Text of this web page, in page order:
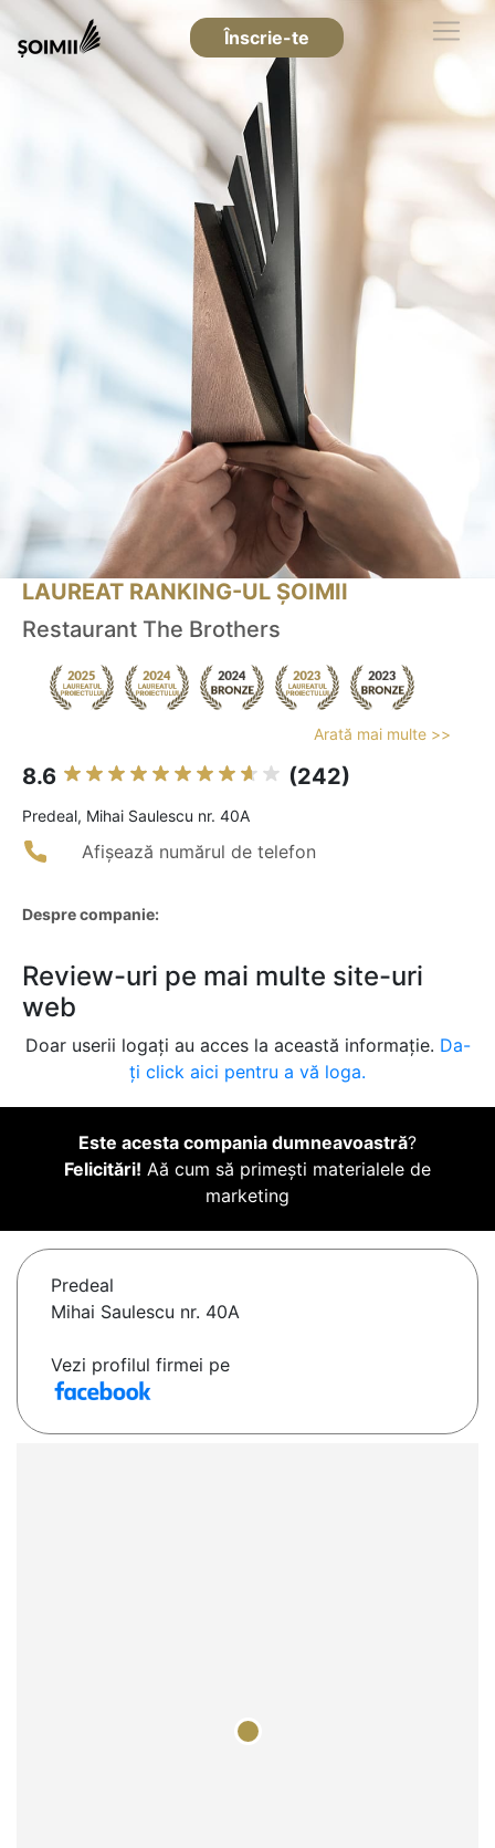
Înscrie-te
LAUREAT RANKING-UL ȘOIMII
Restaurant The Brothers
Arată mai multe >>
8.6 (242)
Predeal, Mihai Saulescu nr. 40A
Afișează numărul de telefon
Despre companie:
Review-uri pe mai multe site-uri
web
Doar userii logați au acces la această informație. Da-
ți click aici pentru a vă loga.
Este acesta compania dumneavoastră?
Felicitări! Aă cum să primești materialele de
marketing
Predeal
Mihai Saulescu nr. 40A
Vezi profilul firmei pe